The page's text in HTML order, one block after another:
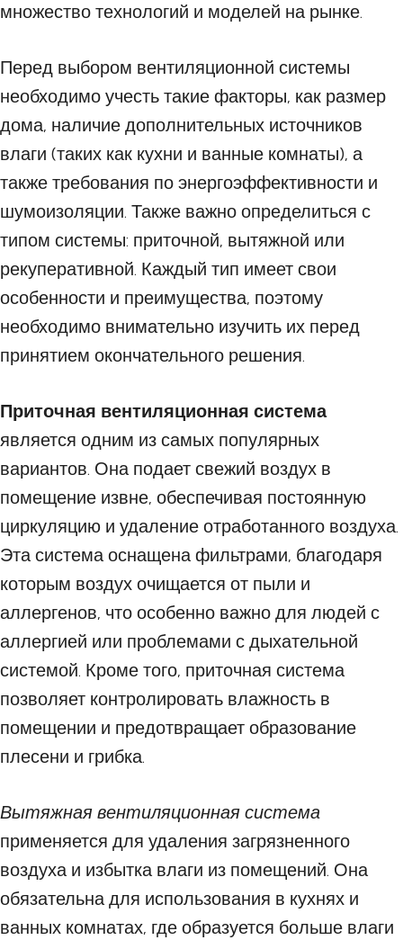
множество технологий и моделей на рынке.
Перед выбором вентиляционной системы
необходимо учесть такие факторы, как размер
дома, наличие дополнительных источников
влаги (таких как кухни и ванные комнаты), а
также требования по энергоэффективности и
шумоизоляции. Также важно определиться с
типом системы: приточной, вытяжной или
рекуперативной. Каждый тип имеет свои
особенности и преимущества, поэтому
необходимо внимательно изучить их перед
принятием окончательного решения.
Приточная вентиляционная система
является одним из самых популярных
вариантов. Она подает свежий воздух в
помещение извне, обеспечивая постоянную
циркуляцию и удаление отработанного воздуха.
Эта система оснащена фильтрами, благодаря
которым воздух очищается от пыли и
аллергенов, что особенно важно для людей с
аллергией или проблемами с дыхательной
системой. Кроме того, приточная система
позволяет контролировать влажность в
помещении и предотвращает образование
плесени и грибка.
Вытяжная вентиляционная система
применяется для удаления загрязненного
воздуха и избытка влаги из помещений. Она
обязательна для использования в кухнях и
ванных комнатах, где образуется больше влаги